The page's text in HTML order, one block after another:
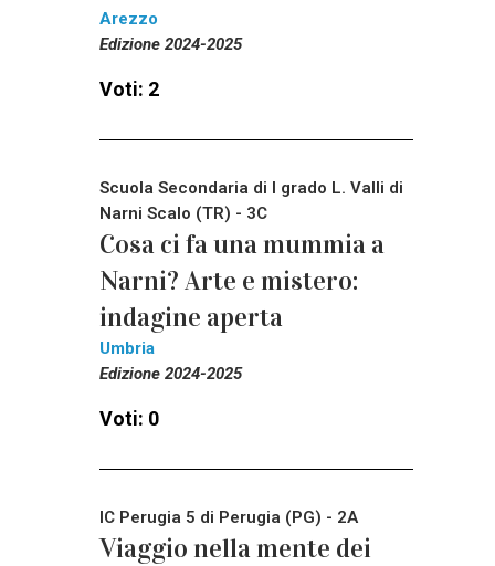
Arezzo
Edizione 2024-2025
Voti: 2
Scuola Secondaria di I grado L. Valli di
Narni Scalo (TR) - 3C
Cosa ci fa una mummia a
Narni? Arte e mistero:
indagine aperta
Umbria
Edizione 2024-2025
Voti: 0
IC Perugia 5 di Perugia (PG) - 2A
Viaggio nella mente dei